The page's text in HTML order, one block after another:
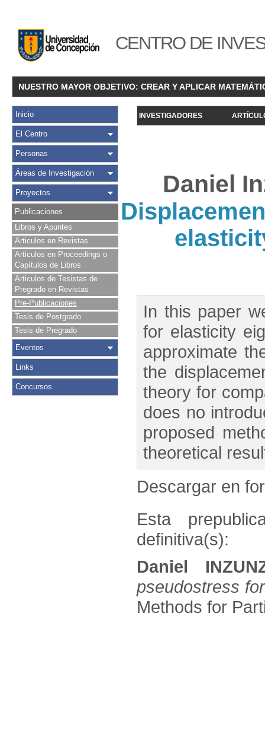
CENTRO DE
NUESTRO MAYOR OBJETIVO: CREAR Y APLICAR
Inicio
El Centro
Personas
Áreas de Investigación
Proyectos
Publicaciones
Libros y Apuntes
Articulos en Revistas
Articulos en Proceedings o
Capítulos de Libros
Articulos de Tesistas de
Pregrado en Revistas
Pre-Publicaciones
Tesis de Postgrado
Tesis de Pregrado
Eventos
Links
Concursos
INVESTIGADORES
Daniel
In this paper
for elasticity
approximate
the
theory for
does no
proposed
theoretical
Descargar en
Esta
definitiva(s):
Daniel
pseudostress
Methods for